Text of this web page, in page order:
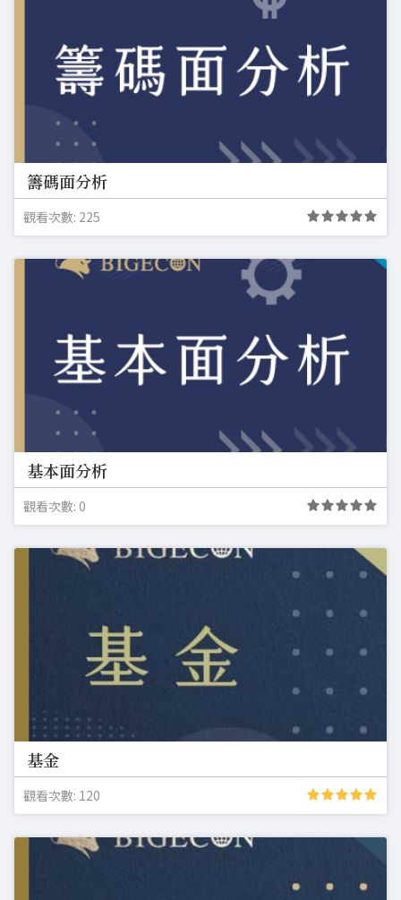
籌碼面分析
觀看次數: 225
基本面分析
觀看次數: 0
基金
觀看次數: 120